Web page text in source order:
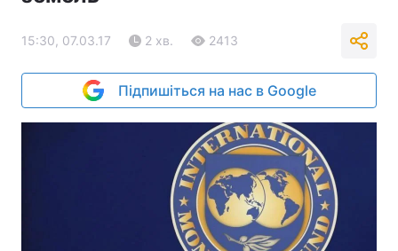
15:30, 07.03.17 2 хв. 2413
Підпишіться на нас в Google